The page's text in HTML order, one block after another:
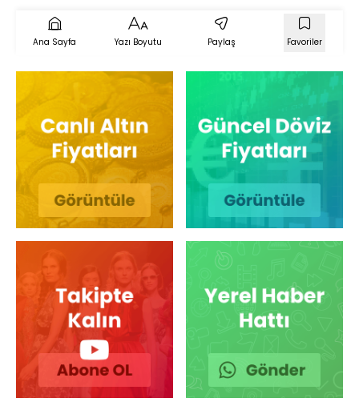
Ana Sayfa Yazı Boyutu Paylaş Favoriler